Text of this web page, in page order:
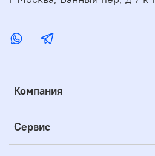
Компания
Сервис